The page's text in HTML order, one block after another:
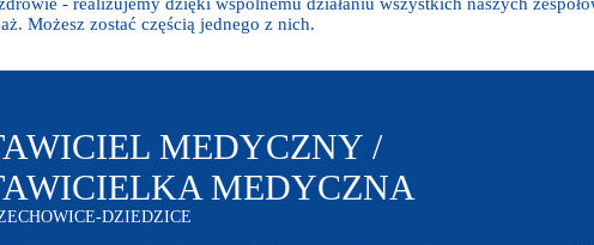
Możesz zostać częścią jednego z nich.
MEDYCZNY /
MEDYCZNA
DZIEDZICE